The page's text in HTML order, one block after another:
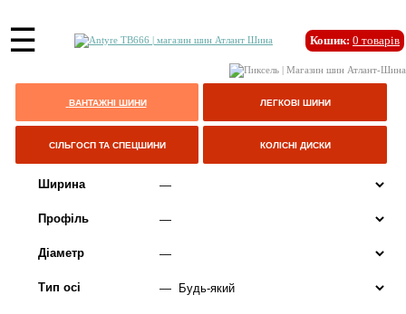
☰ Кошик: 0 товарів
ВАНТАЖНІ ШИНИ ЛЕГКОВІ ШИНИ
СІЛЬГОСП ТА СПЕЦШИНИ КОЛІСНІ ДИСКИ
Ширина
Профіль
Діаметр
Тип осі